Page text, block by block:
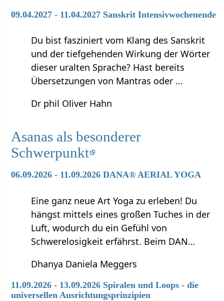
09.04.2027 - 11.04.2027 Sanskrit Intensivwochenende
Du bist fasziniert vom Klang des Sanskrit
und der tiefgehenden Wirkung der Wörter
dieser uralten Sprache? Hast bereits
Übersetzungen von Mantras oder …
Dr phil Oliver Hahn
Asanas als besonderer
Schwerpunkt
06.09.2026 - 11.09.2026 DANA® AERIAL YOGA
Eine ganz neue Art Yoga zu erleben! Du
hängst mittels eines großen Tuches in der
Luft, wodurch du ein Gefühl von
Schwerelosigkeit erfährst. Beim DAN…
Dhanya Daniela Meggers
11.09.2026 - 13.09.2026 Spiralen und Loops - die
universellen Ausrichtungsprinzipien